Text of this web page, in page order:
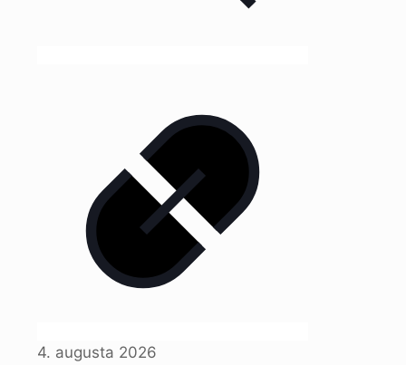
4. augusta 2026